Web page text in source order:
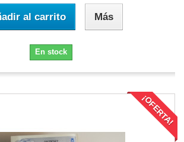
al carrito Más
En stock
¡OFERTA!